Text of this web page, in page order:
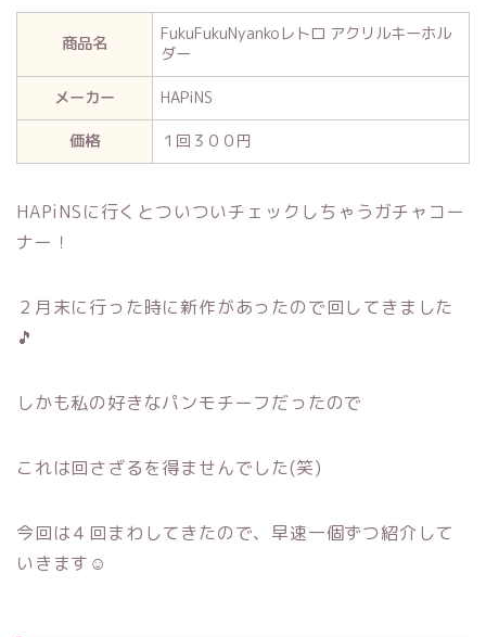
商品名
FukuFukuNyankoレトロ アクリルキーホル
ダー
メーカー
HAPiNS
価格
１回３００円
HAPiNSに行くとついついチェックしちゃうガチャコー
ナー！
２月末に行った時に新作があったので回してきました
🎵
しかも私の好きなパンモチーフだったので
これは回さざるを得ませんでした(笑)
今回は４回まわしてきたので、早速一個ずつ紹介して
いきます☺